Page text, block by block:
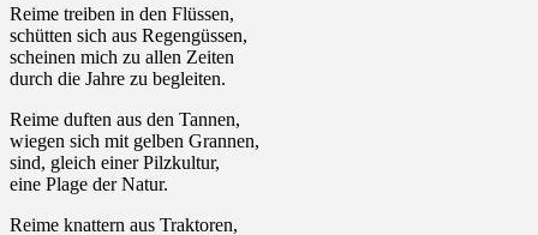
Reime treiben in den Flüssen,
schütten sich aus Regengüssen,
scheinen mich zu allen Zeiten
durch die Jahre zu begleiten.
Reime duften aus den Tannen,
wiegen sich mit gelben Grannen,
sind, gleich einer Pilzkultur,
eine Plage der Natur.
Reime knattern aus Traktoren,